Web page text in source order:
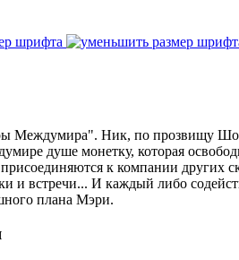
шрифта
Междумира". Ник, по прозвищу
душе монетку, которая
к компании других
и встречи... И каждый либо
плана Мэри.